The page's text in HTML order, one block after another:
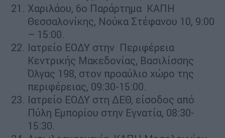
Χαριλάου, 6ο Παράρτημα ΚΑΠΗ
Θεσσαλονίκης, Νούκα Στέφανου 10, 9:00
– 15:00.
Ιατρείο ΕΟΔΥ στην Περιφέρεια
Κεντρικής Μακεδονίας, Βασιλίσσης
Όλγας 198, στον προαύλιο χώρο της
περιφέρειας, 09:30-15:00.
Ιατρείο ΕΟΔΥ στη ΔΕΘ, είσοδος από
Πύλη Εμπορίου στην Εγνατία, 08:30-
15:30.